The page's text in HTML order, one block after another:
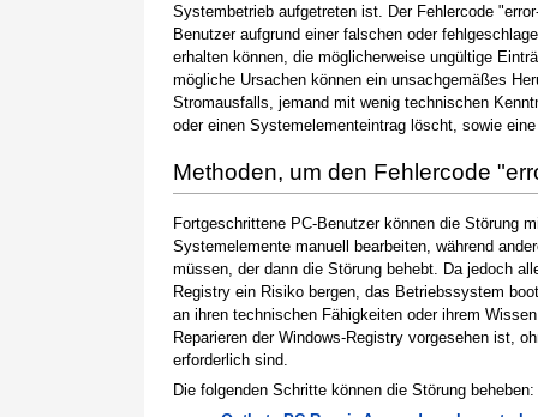
Systembetrieb aufgetreten ist. Der Fehlercode
Benutzer aufgrund einer falschen oder
erhalten können, die möglicherweise ungültige
mögliche Ursachen können ein unsachgemäßes
Stromausfalls, jemand mit wenig technischen
oder einen Systemelementeintrag löscht, sowie
Methoden, um den Fehlercode
Fortgeschrittene PC-Benutzer können die Störung
Systemelemente manuell bearbeiten, während
müssen, der dann die Störung behebt. Da jedoch
Registry ein Risiko bergen, das Betriebssystem
an ihren technischen Fähigkeiten oder ihrem
Reparieren der Windows-Registry vorgesehen ist,
erforderlich sind.
Die folgenden Schritte können die Störung beheben: